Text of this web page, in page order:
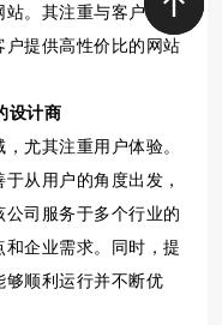
。其注重与客户的沟
提供高性价比的网站
设计商
尤其注重用户体验。
从用户的角度出发，
司服务于多个行业的
企业需求。同时，提
够顺利运行并不断优